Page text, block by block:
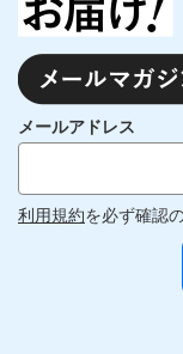
メールアドレス
利用規約を必ず確認